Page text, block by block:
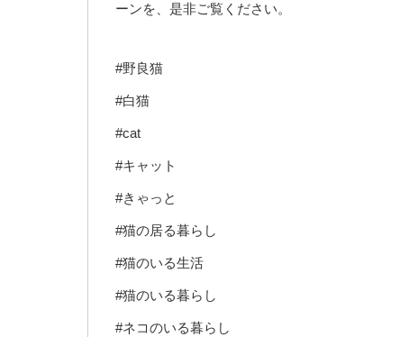
ーンを、是非ご覧ください。
#野良猫
#白猫
#cat
#キャット
#きゃっと
#猫の居る暮らし
#猫のいる生活
#猫のいる暮らし
#ネコのいる暮らし